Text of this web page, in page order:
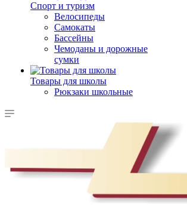
Спорт и туризм
Велосипеды
Самокаты
Бассейны
Чемоданы и дорожные
сумки
Товары для школы
Рюкзаки школьные